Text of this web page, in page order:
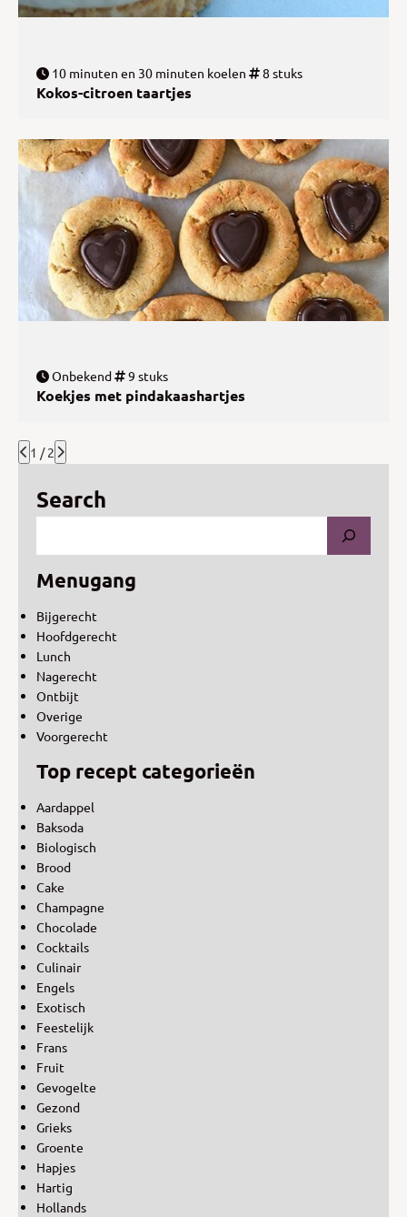
10 minuten en 30 minuten koelen 8 stuks
Kokos-citroen taartjes
Onbekend 9 stuks
Koekjes met pindakaashartjes
1 / 2
Search
Menugang
Bijgerecht
Hoofdgerecht
Lunch
Nagerecht
Ontbijt
Overige
Voorgerecht
Top recept categorieën
Aardappel
Baksoda
Biologisch
Brood
Cake
Champagne
Chocolade
Cocktails
Culinair
Engels
Exotisch
Feestelijk
Frans
Fruit
Gevogelte
Gezond
Grieks
Groente
Hapjes
Hartig
Hollands